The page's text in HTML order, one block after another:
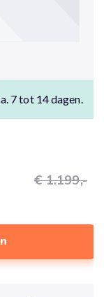
7 tot 14 dagen.
€ 1.199,-